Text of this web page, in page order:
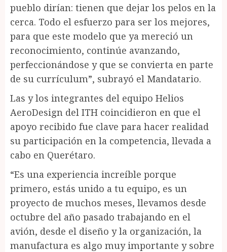
pueblo dirían: tienen que dejar los pelos en la
cerca. Todo el esfuerzo para ser los mejores,
para que este modelo que ya mereció un
reconocimiento, continúe avanzando,
perfeccionándose y que se convierta en parte
de su currículum”, subrayó el Mandatario.
Las y los integrantes del equipo Helios
AeroDesign del ITH coincidieron en que el
apoyo recibido fue clave para hacer realidad
su participación en la competencia, llevada a
cabo en Querétaro.
“Es una experiencia increíble porque
primero, estás unido a tu equipo, es un
proyecto de muchos meses, llevamos desde
octubre del año pasado trabajando en el
avión, desde el diseño y la organización, la
manufactura es algo muy importante y sobre